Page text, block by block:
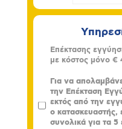
Επέκτασης
με κόστος μόνο €
Για να
την Επέκταση
εκτός από την
ο κατασκευαστής,
συνολικά για τα